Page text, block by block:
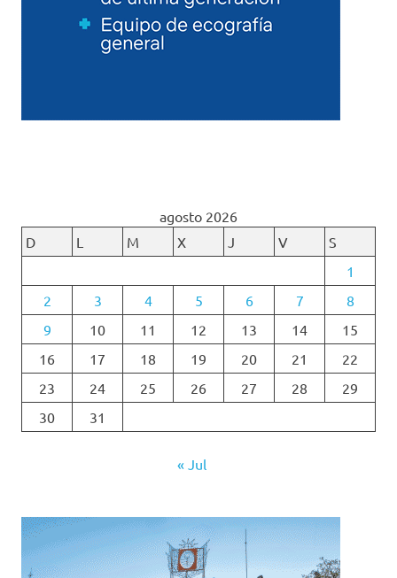
agosto 2026
D
L M X J V
S
1
2
3 4 5 6 7
8
9
10 11 12 13 14
15
16
17 18 19 20 21
22
23
24 25 26 27 28
29
30
31
« Jul